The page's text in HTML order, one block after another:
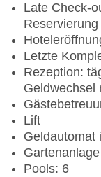
Late Check-
Letzte
Rezeption:
Geldwechsel
Lift
Geldautomat
Gartenanlage
Pools: 6